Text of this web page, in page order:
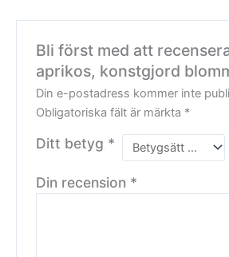
Bli först med att
aprikos, konstgjord
Din e-postadress kommer inte
Obligatoriska fält är märkta *
Ditt betyg *
Din recension *